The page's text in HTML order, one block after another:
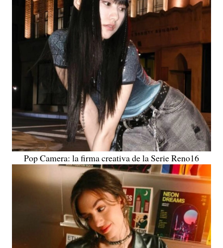
Pop Camera: la firma creativa de la Serie Reno16